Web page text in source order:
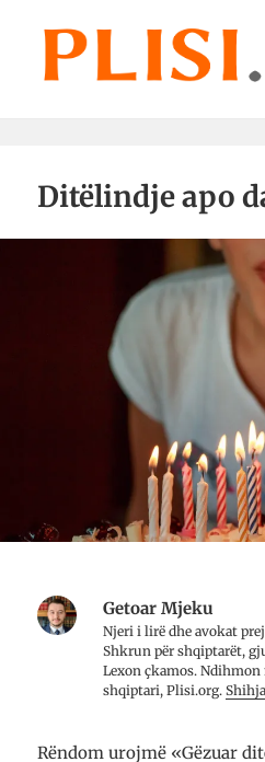
Ditëlindje apo
Getoar Mjeku
Njeri i lirë dhe avo­kat
Shkrun për shqip­tarët,
Lexon çkamos.
shqip­tari, Plisi.org.
Rëndom urojmë «Gëzuar